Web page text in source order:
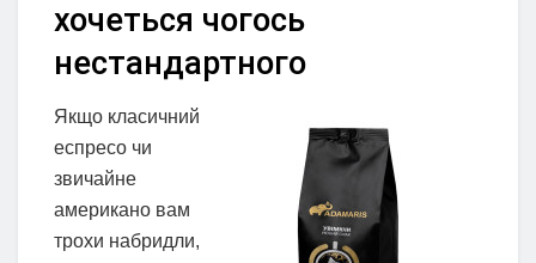
хочеться чогось
нестандартного
Якщо класичний
еспресо чи
звичайне
американо вам
трохи набридли,